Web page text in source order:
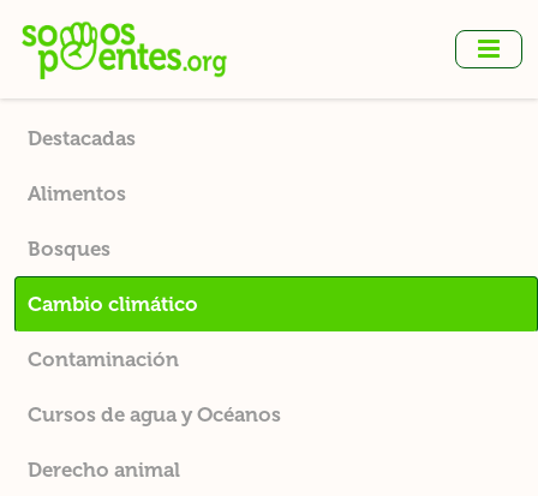
contenido
principal
Destacadas
Alimentos
Bosques
Cambio climático
Contaminación
Cursos de agua y Océanos
Derecho animal